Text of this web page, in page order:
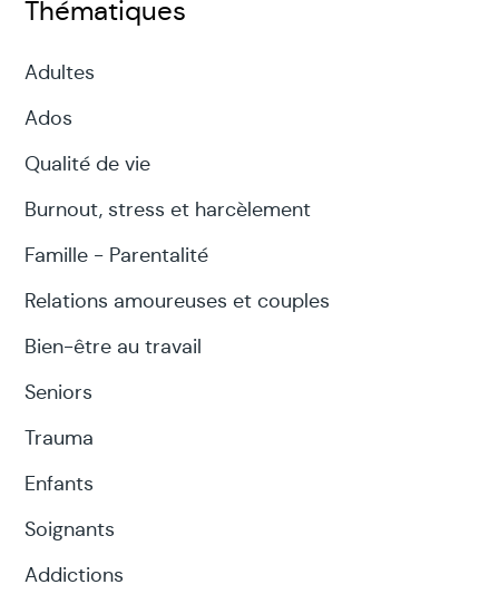
Thématiques
Adultes
Ados
Qualité de vie
Burnout, stress et harcèlement
Famille - Parentalité
Relations amoureuses et couples
Bien-être au travail
Seniors
Trauma
Enfants
Soignants
Addictions